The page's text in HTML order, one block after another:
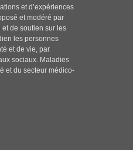
et d’expériences
et modéré par
et de soutien sur les
les personnes
et de vie, par
sociaux. Maladies
et du secteur médico-